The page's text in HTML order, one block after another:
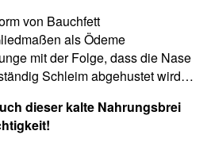
von Bauchfett
als Ödeme
mit der Folge, dass die Nase
Schleim abgehustet wird…
dieser kalte Nahrungsbrei